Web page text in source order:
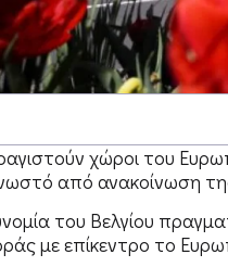
χώροι του
από ανακοίνωση
του Βελγίου
με επίκεντρο το